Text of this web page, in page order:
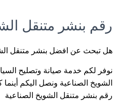
رقم بنشر متنقل
هل تبحث عن افضل بنشر متنقل
نوفر لكم خدمة صيانة وتصليح
الشويخ الصناعية ونصل اليكم
رقم بنشر متنقل الشويخ الصناعية